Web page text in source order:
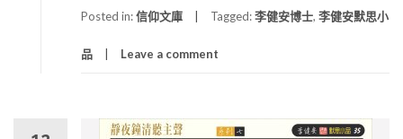
Posted in:信仰文庫 Tagged:李健安博士, 李健安默思小
品 Leave a comment